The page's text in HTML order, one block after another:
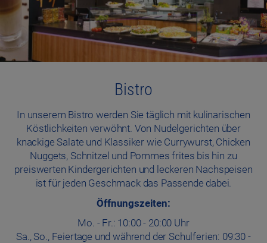
Bistro
In unserem Bistro werden Sie täglich mit kulinarischen
Köstlichkeiten verwöhnt. Von Nudelgerichten über
knackige Salate und Klassiker wie Currywurst, Chicken
Nuggets, Schnitzel und Pommes frites bis hin zu
preiswerten Kindergerichten und leckeren Nachspeisen
ist für jeden Geschmack das Passende dabei.
Öffnungszeiten:
Mo. - Fr.: 10:00 - 20:00 Uhr
Sa., So., Feiertage und während der Schulferien: 09:30 -